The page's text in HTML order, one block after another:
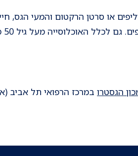
או סרטן הרקטום והמעי הגס,
הגסטרו במרכז הרפואי תל אביב